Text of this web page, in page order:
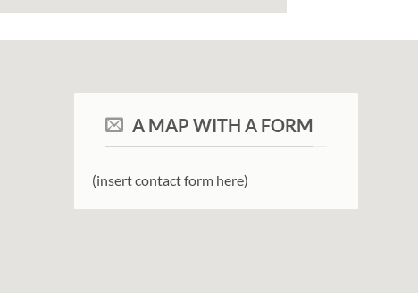
A MAP WITH A FORM
(insert contact form here)